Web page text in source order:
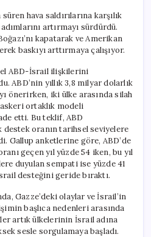
hava saldırılarına karşılık
artırmayı sürdürdü.
kapatarak ve Amerikan
baskıyı arttırmaya çalışıyor.
ABD-İsrail ilişkilerini
ABD’nin yıllık 3,8 milyar dolarlık
önerirken, iki ülke arasında silah
ortaklık modeli
etti. Bu teklif, ABD
destek oranın tarihsel seviyelere
Gallup anketlerine göre, ABD’de
geçen yıl yüzde 54 iken, bu yıl
duyulan sempati ise yüzde 41
desteğini geride bıraktı.
Gazze’deki olaylar ve İsrail’in
başlıca nedenleri arasında
artık ülkelerinin İsrail adına
sesle sorgulamaya başladı.